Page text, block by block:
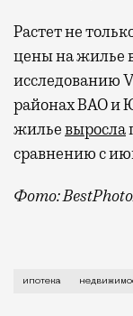
Растет не
цены на жилье
исследованию
районах ВАО и
жильевыросла
сравнению с
Фото:
Такой резкий
ипотека